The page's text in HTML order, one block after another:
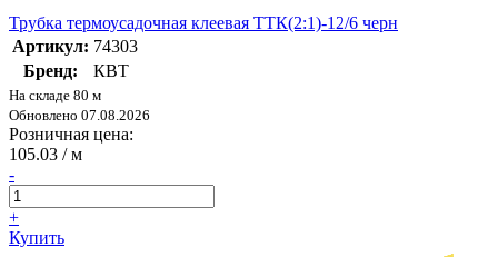
Трубка термоусадочная клеевая ТТК(2:1)-12/6 черн
Артикул: 74303
Бренд:
КВТ
На складе 80 м
Обновлено 07.08.2026
Розничная цена:
105.03 / м
-
+
Купить